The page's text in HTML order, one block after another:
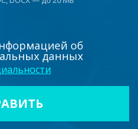
об
данных